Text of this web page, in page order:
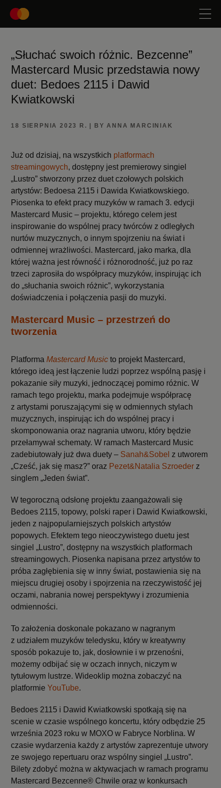
„Słuchać swoich różnic. Bezcenne”
Mastercard Music przedstawia nowy
duet: Bedoes 2115 i Dawid
Kwiatkowski
18 SIERPNIA 2023 R. | BY ANNA MARCINIAK
Już od dzisiaj, na wszystkich platformach
streamingowych, dostępny jest premierowy singiel
„Lustro” stworzony przez duet czołowych polskich
artystów: Bedoesa 2115 i Dawida Kwiatkowskiego.
Piosenka to efekt pracy muzyków w ramach 3. edycji
Mastercard Music – projektu, którego celem jest
inspirowanie do wspólnej pracy twórców z odległych
nurtów muzycznych, o innym spojrzeniu na świat i
odmiennej wrażliwości. Mastercard, jako marka, dla
której ważna jest równość i różnorodność, już po raz
trzeci zaprosiła do współpracy muzyków, inspirując ich
do „słuchania swoich różnic”, wykorzystania
doświadczenia i połączenia pasji do muzyki.
Mastercard Music – przestrzeń do
tworzenia
PlatformaMastercard Music to projekt Mastercard,
którego ideą jest łączenie ludzi poprzez wspólną pasję i
pokazanie siły muzyki, jednoczącej pomimo różnic. W
ramach tego projektu, marka podejmuje współpracę
z artystami poruszającymi się w odmiennych stylach
muzycznych, inspirując ich do wspólnej pracy i
skomponowania oraz nagrania utworu, który będzie
przełamywał schematy. W ramach Mastercard Music
zadebiutowały już dwa duety – Sanah&Sobel z utworem
„Cześć, jak się masz?” oraz Pezet&Natalia Szroeder z
singlem „Jeden świat”.
W tegoroczną odsłonę projektu zaangażowali się
Bedoes 2115, topowy, polski raper i Dawid Kwiatkowski,
jeden z najpopularniejszych polskich artystów
popowych. Efektem tego nieoczywistego duetu jest
singiel „Lustro”, dostępny na wszystkich platformach
streamingowych. Piosenka napisana przez artystów to
próba zagłębienia się w inny świat, postawienia się na
miejscu drugiej osoby i spojrzenia na rzeczywistość jej
oczami, nabrania nowej perspektywy i zrozumienia
odmienności.
To założenia doskonale pokazano w nagranym
z udziałem muzyków teledysku, który w kreatywny
sposób pokazuje to, jak, dosłownie i w przenośni,
możemy odbijać się w oczach innych, niczym w
tytułowym lustrze. Wideoklip można zobaczyć na
platformieYouTube.
Bedoes 2115 i Dawid Kwiatkowski spotkają się na
scenie w czasie wspólnego koncertu, który odbędzie 25
września 2023 roku w MOXO w Fabryce Norblina. W
czasie wydarzenia każdy z artystów zaprezentuje utwory
ze swojego repertuaru oraz wspólny singiel „Lustro”.
Bilety zdobyć można w aktywacjach w ramach programu
Mastercard Bezcenne® Chwile oraz w konkursach